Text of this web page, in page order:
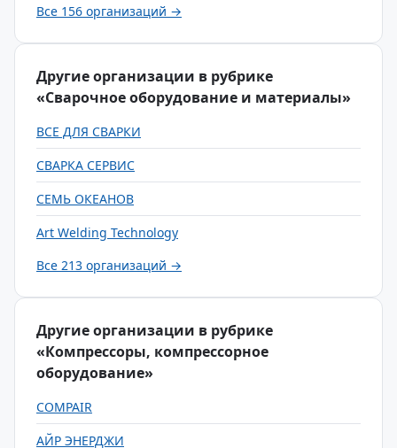
Все 156 организаций →
Другие организации в рубрике
«Сварочное оборудование и материалы»
ВСЕ ДЛЯ СВАРКИ
СВАРКА СЕРВИС
СЕМЬ ОКЕАНОВ
Art Welding Technology
Все 213 организаций →
Другие организации в рубрике
«Компрессоры, компрессорное
оборудование»
COMPAIR
АЙР ЭНЕРДЖИ